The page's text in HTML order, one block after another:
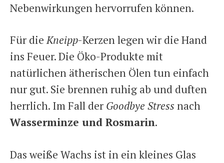
Nebenwirkungen hervorrufen können.
Für dieKneipp-Kerzen legen wir die Hand
ins Feuer. Die Öko-Produkte mit
natürlichen ätherischen Ölen tun einfach
nur gut. Sie brennen ruhig ab und duften
herrlich. Im Fall der Goodbye Stress nach
Wasserminze und Rosmarin.
Das weiße Wachs ist in ein kleines Glas